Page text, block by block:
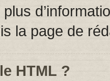
la page de
HTML ?